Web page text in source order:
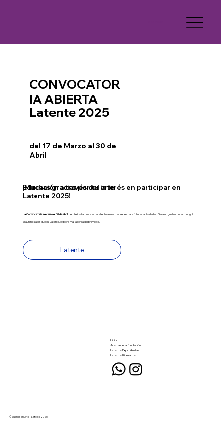
CONVOCATOR
IA ABIERTA
Latente2025
del 17 de Marzo al 30 de
Abril
Educación a través del arte
¡Muchas gracias por tu interés en participar en
Latente 2025!
La Convocatoria se cerró el 30 de abril, pero te invitamos a estar atento a nuestras redes para futuras actividades. ¡Será un gusto contar contigo!
Si aún no sabes que es Latente, explora más acerca del proyecto.
Latente
© Sueños en Arte - Latente 2026.
Inicio
Acerca de la fundación
Latente Expo Ventas
Latente Itinerante